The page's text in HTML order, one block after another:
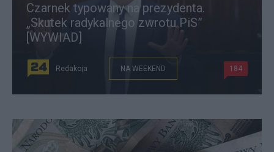
Czarnek typowany na prezydenta.
„Skutek radykalnego zwrotu PiS”
[WYWIAD]
Redakcja NA WEEKEND 184